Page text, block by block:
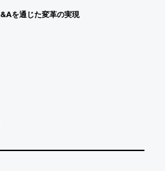
通じた変革の実現